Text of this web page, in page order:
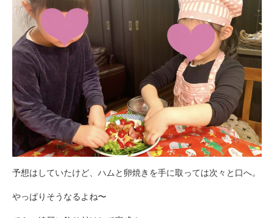
予想はしていたけど、ハムと卵焼きを手に取っては次々と口へ。
やっぱりそうなるよね〜